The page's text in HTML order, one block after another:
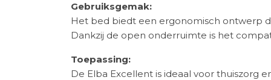
Gebruiksgemak:
Het bed biedt een ergonomisch ontwerp
Dankzij de open onderruimte is het
Toepassing:
De Elba Excellent is ideaal voor thuiszorg